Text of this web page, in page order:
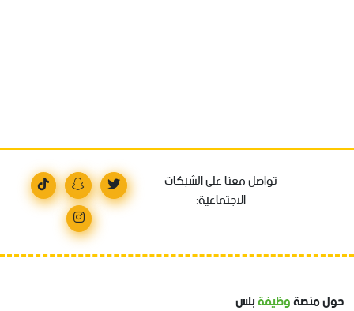
تواصل معنا على الشبكات
الاجتماعية:
حول منصةوظيفةبلس